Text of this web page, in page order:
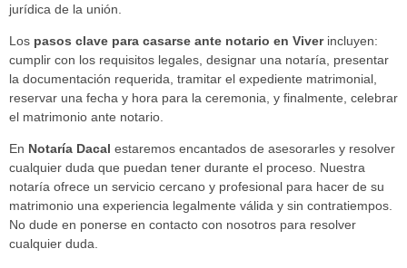
jurídica de la unión.
Los pasos clave para casarse ante notario en Viver incluyen:
cumplir con los requisitos legales, designar una notaría, presentar
la documentación requerida, tramitar el expediente matrimonial,
reservar una fecha y hora para la ceremonia, y finalmente, celebrar
el matrimonio ante notario.
En Notaría Dacal estaremos encantados de asesorarles y resolver
cualquier duda que puedan tener durante el proceso. Nuestra
notaría ofrece un servicio cercano y profesional para hacer de su
matrimonio una experiencia legalmente válida y sin contratiempos.
No dude en ponerse en contacto con nosotros para resolver
cualquier duda.